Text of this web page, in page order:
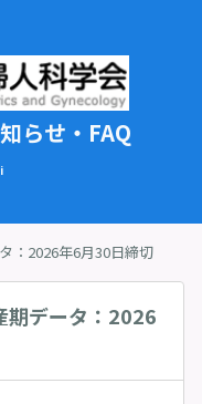
らせ・FAQ
：2026年6月30日締切
期データ：2026